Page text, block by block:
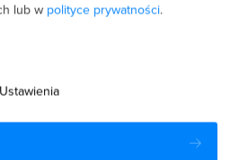
narracja, ciekawe
lub w polityce prywatności.
Ustawienia